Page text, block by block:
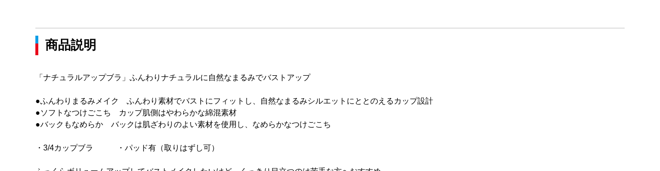
商品説明
「ナチュラルアップブラ」ふんわりナチュラルに自然なまるみでバストアップ
●ふんわりまるみメイク ふんわり素材でバストにフィットし、自然なまるみシルエットにととのえるカップ設計
●ソフトなつけごこち カップ肌側はやわらかな綿混素材
●バックもなめらか バックは肌ざわりのよい素材を使用し、なめらかなつけごこち
・3/4カップブラ ・パッド有（取りはずし可）